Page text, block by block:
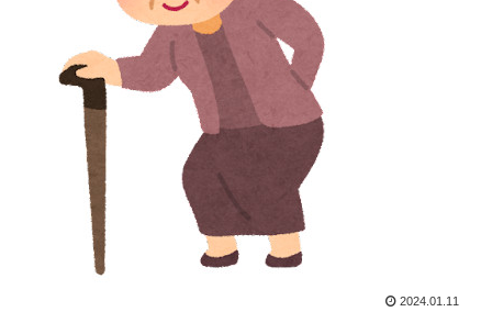
2024.01.11